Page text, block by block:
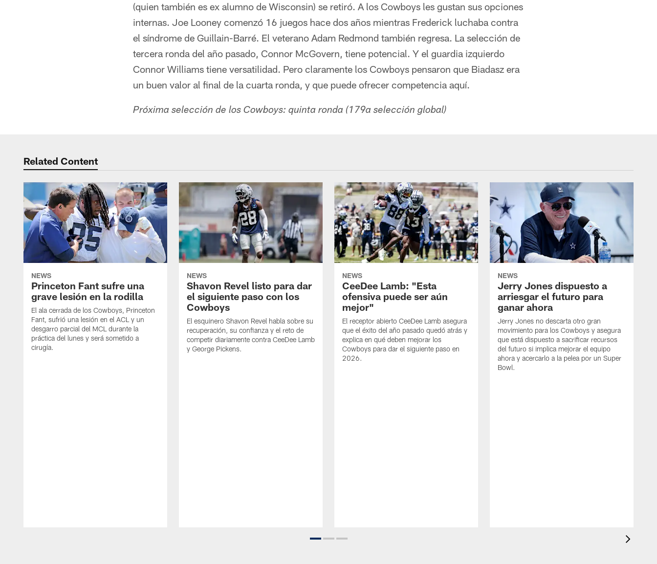
(quien también es ex alumno de Wisconsin) se retiró. A los Cowboys les gustan sus opciones
internas. Joe Looney comenzó 16 juegos hace dos años mientras Frederick luchaba contra
el síndrome de Guillain-Barré. El veterano Adam Redmond también regresa. La selección de
tercera ronda del año pasado, Connor McGovern, tiene potencial. Y el guardia izquierdo
Connor Williams tiene versatilidad. Pero claramente los Cowboys pensaron que Biadasz era
un buen valor al final de la cuarta ronda, y que puede ofrecer competencia aquí.
Próxima selección de los Cowboys: quinta ronda (179a selección global)
Related Content
NEWS
Princeton Fant sufre una
grave lesión en la rodilla
El ala cerrada de los Cowboys, Princeton
Fant, sufrió una lesión en el ACL y un
desgarro parcial del MCL durante la
práctica del lunes y será sometido a
cirugía.
NEWS
Shavon Revel listo para dar
el siguiente paso con los
Cowboys
El esquinero Shavon Revel habla sobre su
recuperación, su confianza y el reto de
competir diariamente contra CeeDee Lamb
y George Pickens.
NEWS
CeeDee Lamb: "Esta
ofensiva puede ser aún
mejor"
El receptor abierto CeeDee Lamb asegura
que el éxito del año pasado quedó atrás y
explica en qué deben mejorar los
Cowboys para dar el siguiente paso en
2026.
NEWS
Jerry Jones dispuesto a
arriesgar el futuro para
ganar ahora
Jerry Jones no descarta otro gran
movimiento para los Cowboys y asegura
que está dispuesto a sacrificar recursos
del futuro si implica mejorar el equipo
ahora y acercarlo a la pelea por un Super
Bowl.